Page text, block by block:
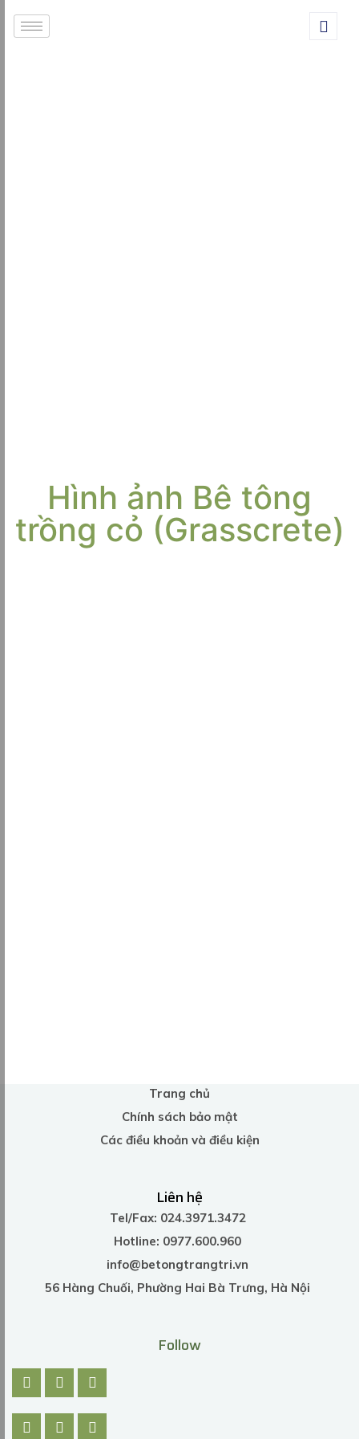
Hình ảnh Bê tông
trồng cỏ (Grasscrete)
Trang chủ
Chính sách bảo mật
Các điều khoản và điều kiện
Liên hệ
Tel/Fax: 024.3971.3472
Hotline: 0977.600.960
info@betongtrangtri.vn
56 Hàng Chuối, Phường Hai Bà Trưng, Hà Nội
Follow